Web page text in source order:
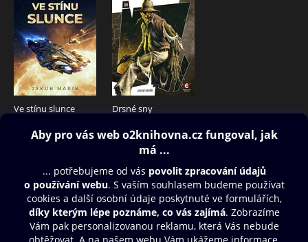
Ve stínu slunce
319 Kč
Drsné sny
Obsah ke stažení
Moje O2 Knihovna
Další zábava